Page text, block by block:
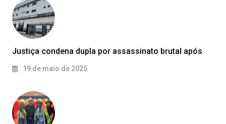
Justiça condena dupla por assassinato brutal após
19 de maio de 2025